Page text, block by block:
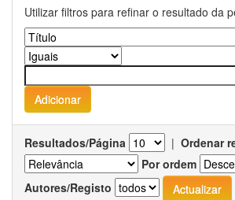
Utilizar filtros para refinar o resultado da
Resultados/Página | Ordenar
Por ordem
Autores/Registo